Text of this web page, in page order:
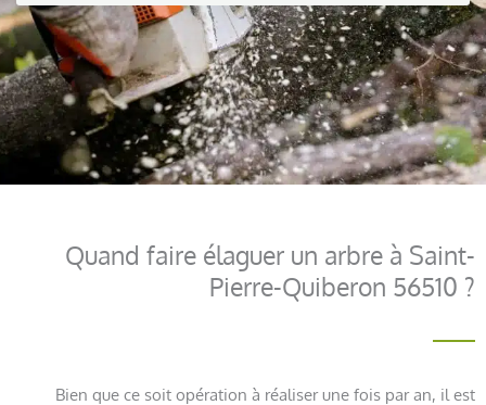
Quand faire élaguer un arbre à Saint-
Pierre-Quiberon 56510 ?
Bien que ce soit opération à réaliser une fois par an, il est